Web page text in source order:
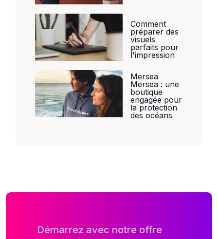
Comment
préparer des
visuels
parfaits pour
l'impression
Mersea
Mersea : une
boutique
engagée pour
la protection
des océans
Démarrez avec notre offre